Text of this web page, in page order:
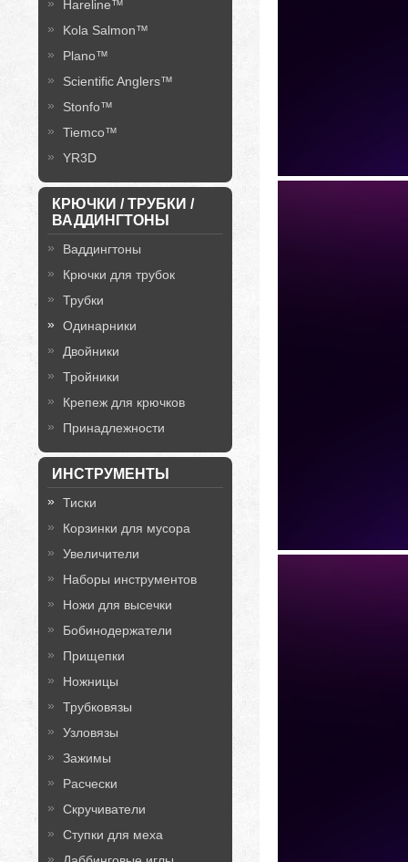
Hareline™
Kola Salmon™
Plano™
Scientific Anglers™
Stonfo™
Tiemco™
YR3D
КРЮЧКИ / ТРУБКИ /
ВАДДИНГТОНЫ
Ваддингтоны
Крючки для трубок
Трубки
Одинарники
Двойники
Тройники
Крепеж для крючков
Принадлежности
ИНСТРУМЕНТЫ
Тиски
Корзинки для мусора
Увеличители
Наборы инструментов
Ножи для высечки
Бобинодержатели
Прищепки
Ножницы
Трубковязы
Узловязы
Зажимы
Расчески
Скручиватели
Ступки для меха